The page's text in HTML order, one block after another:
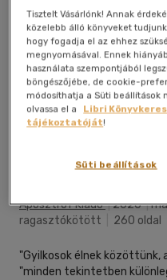
Aposztróf Kiadó|2020|
ragasztókötött
260 oldal
"Gyilkosok élnek közöttünk,
"minden tekintetben
Tisztelt Vásárlónk! Annak
közelebb álló könyveket
hogy fogadja el az ehhez
megnyomásával. Ennek
használata szempontjából
böngészőjébe, de cookie-
módosíthatja a Süti beállítások
olvassa el a
Libri
tájékoztatóját!
Süti beállítások